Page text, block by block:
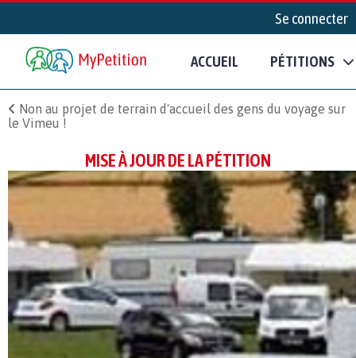
Se connecter
ACCUEIL PÉTITIONS
Non au projet de terrain d'accueil des gens du voyage sur
le Vimeu !
MISE À JOUR DE LA PÉTITION